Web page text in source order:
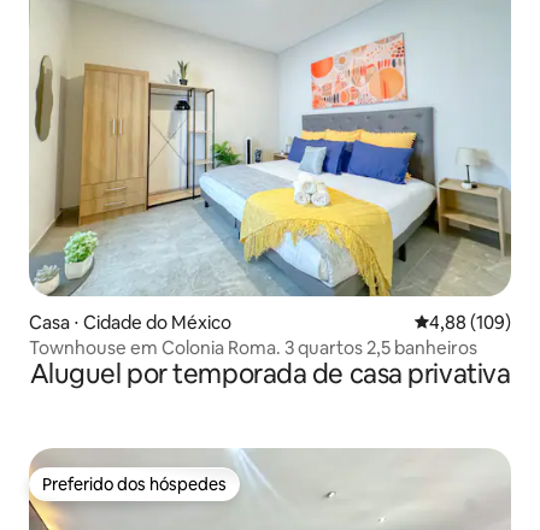
Casa ⋅ Cidade do México 4,88 de uma
4,88 (109)
Townhouse em Colonia Roma. 3 quartos 2,5 banheiros
Aluguel por temporada de casa privativa
Preferido dos hóspedes
Preferido dos hóspedes